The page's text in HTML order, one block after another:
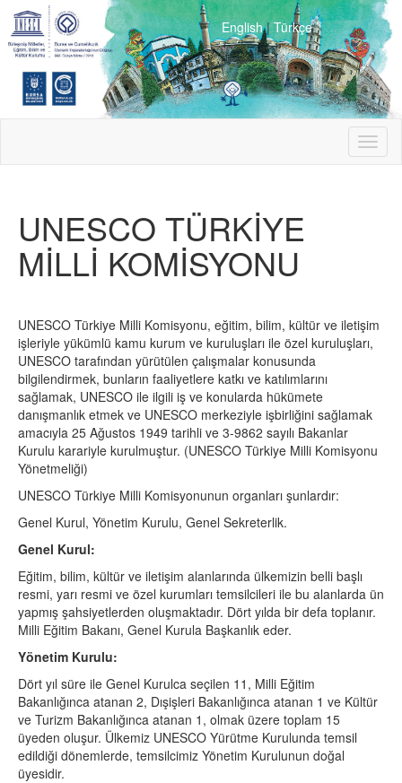
English|Türkçe
UNESCO TÜRKİYE
MİLLİ KOMİSYONU
UNESCO Türkiye Milli Komisyonu, eğitim, bilim, kültür ve iletişim
işleriyle yükümlü kamu kurum ve kuruluşları ile özel kuruluşları,
UNESCO tarafından yürütülen çalışmalar konusunda
bilgilendirmek, bunların faaliyetlere katkı ve katılımlarını
sağlamak, UNESCO ile ilgili iş ve konularda hükümete
danışmanlık etmek ve UNESCO merkeziyle işbirliğini sağlamak
amacıyla 25 Ağustos 1949 tarihli ve 3-9862 sayılı Bakanlar
Kurulu karariyle kurulmuştur. (UNESCO Türkiye Milli Komisyonu
Yönetmeliği)
UNESCO Türkiye Milli Komisyonunun organları şunlardır:
Genel Kurul, Yönetim Kurulu, Genel Sekreterlik.
Genel Kurul:
Eğitim, bilim, kültür ve iletişim alanlarında ülkemizin belli başlı
resmi, yarı resmi ve özel kurumları temsilcileri ile bu alanlarda ün
yapmış şahsiyetlerden oluşmaktadır. Dört yılda bir defa toplanır.
Milli Eğitim Bakanı, Genel Kurula Başkanlık eder.
Yönetim Kurulu:
Dört yıl süre ile Genel Kurulca seçilen 11, Milli Eğitim
Bakanlığınca atanan 2, Dışişleri Bakanlığınca atanan 1 ve Kültür
ve Turizm Bakanlığınca atanan 1, olmak üzere toplam 15
üyeden oluşur. Ülkemiz UNESCO Yürütme Kurulunda temsil
edildiği dönemlerde, temsilcimiz Yönetim Kurulunun doğal
üyesidir.